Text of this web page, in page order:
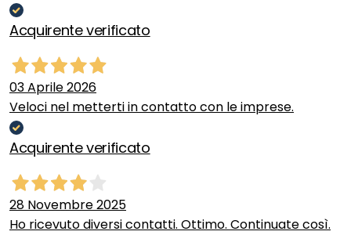
Acquirente verificato
03 Aprile 2026
Veloci nel metterti in contatto con le imprese.
Acquirente verificato
28 Novembre 2025
Ho ricevuto diversi contatti. Ottimo. Continuate così.